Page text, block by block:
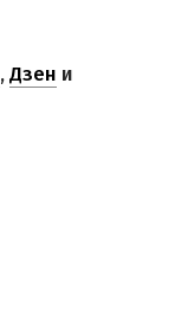
,Дзен и